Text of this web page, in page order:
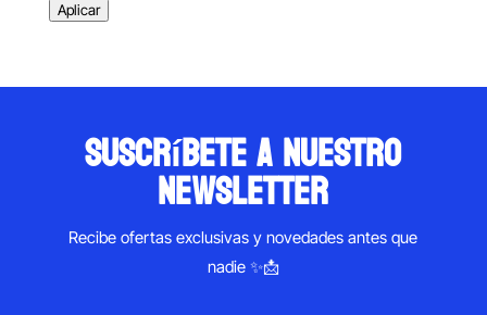
Aplicar
suscríbete a nuestro
newsletter
Recibe ofertas exclusivas y novedades antes que
nadie ✨📩